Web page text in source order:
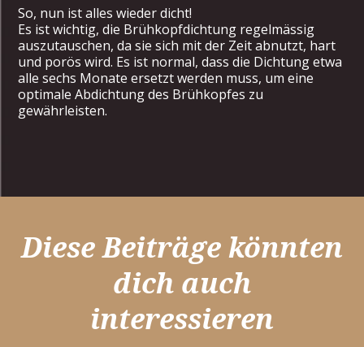
So, nun ist alles wieder dicht!
Es ist wichtig, die Brühkopfdichtung regelmässig
auszutauschen, da sie sich mit der Zeit abnutzt, hart
und porös wird. Es ist normal, dass die Dichtung etwa
alle sechs Monate ersetzt werden muss, um eine
optimale Abdichtung des Brühkopfes zu
gewährleisten.
Diese Beiträge könnten
dich auch
interessieren